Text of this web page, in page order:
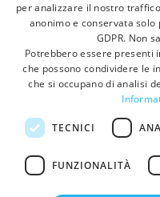
Informative:privacy|
per analizzare il nostro
anonimo e conservata
GDPR. Non
Potrebbero essere presenti
che possono condividere le
che si occupano di analisi
TECNICI
FUNZIONALITÀ